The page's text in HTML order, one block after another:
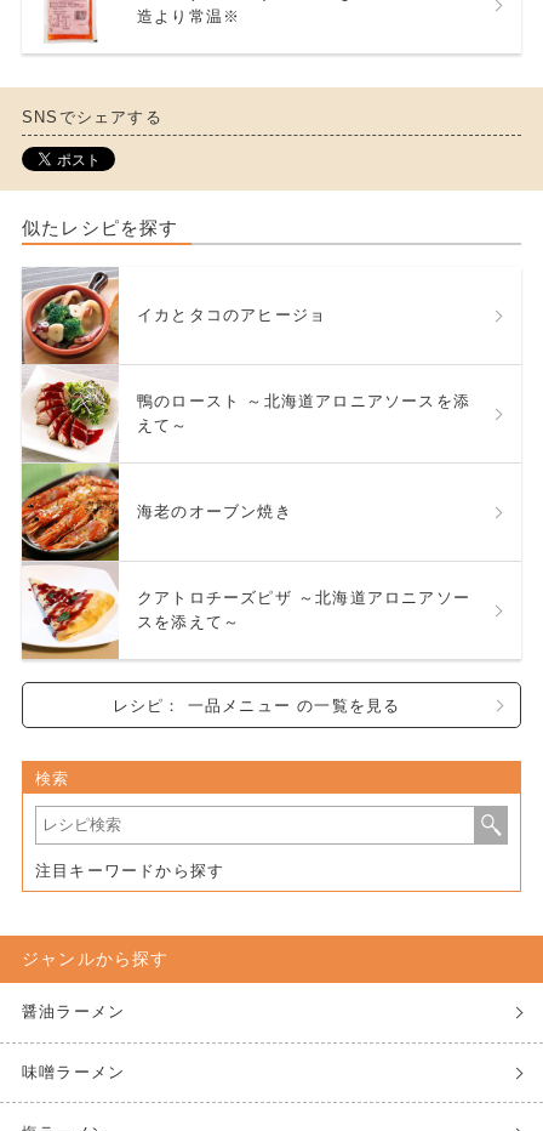
造より常温※
SNSでシェアする
似たレシピを探す
イカとタコのアヒージョ
鴨のロースト ～北海道アロニアソースを添
えて～
海老のオーブン焼き
クアトロチーズピザ ～北海道アロニアソー
スを添えて～
レシピ： 一品メニュー の一覧を見る
検索
注目キーワードから探す
ジャンルから探す
醤油ラーメン
味噌ラーメン